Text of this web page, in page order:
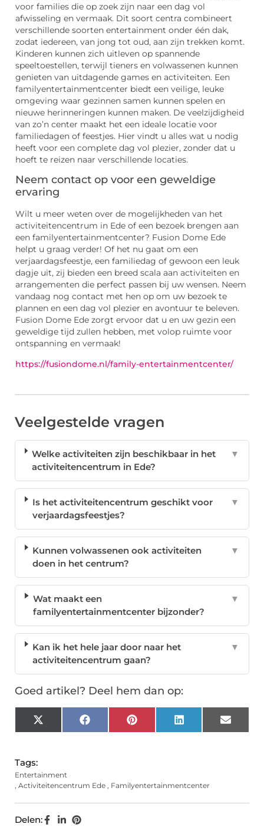
voor families die op zoek zijn naar een dag vol
afwisseling en vermaak. Dit soort centra combineert
verschillende soorten entertainment onder één dak,
zodat iedereen, van jong tot oud, aan zijn trekken komt.
Kinderen kunnen zich uitleven op spannende
speeltoestellen, terwijl tieners en volwassenen kunnen
genieten van uitdagende games en activiteiten. Een
familyentertainmentcenter biedt een veilige, leuke
omgeving waar gezinnen samen kunnen spelen en
nieuwe herinneringen kunnen maken. De veelzijdigheid
van zo’n center maakt het een ideale locatie voor
familiedagen of feestjes. Hier vindt u alles wat u nodig
heeft voor een complete dag vol plezier, zonder dat u
hoeft te reizen naar verschillende locaties.
Neem contact op voor een geweldige
ervaring
Wilt u meer weten over de mogelijkheden van het
activiteitencentrum in Ede of een bezoek brengen aan
een familyentertainmentcenter? Fusion Dome Ede
helpt u graag verder! Of het nu gaat om een
verjaardagsfeestje, een familiedag of gewoon een leuk
dagje uit, zij bieden een breed scala aan activiteiten en
arrangementen die perfect passen bij uw wensen. Neem
vandaag nog contact met hen op om uw bezoek te
plannen en een dag vol plezier en avontuur te beleven.
Fusion Dome Ede zorgt ervoor dat u en uw gezin een
geweldige tijd zullen hebben, met volop ruimte voor
ontspanning en vermaak!
https://fusiondome.nl/family-entertainmentcenter/
Veelgestelde vragen
Welke activiteiten zijn beschikbaar in het
activiteitencentrum in Ede?
▼
Is het activiteitencentrum geschikt voor
verjaardagsfeestjes?
▼
Kunnen volwassenen ook activiteiten
doen in het centrum?
▼
Wat maakt een
familyentertainmentcenter bijzonder?
▼
Kan ik het hele jaar door naar het
activiteitencentrum gaan?
▼
Goed artikel? Deel hem dan op:
X
(Twitter)
FacebookPinterest LinkedIn Email
Tags:
Entertainment
, Activiteitencentrum Ede , Familyentertainmentcenter
Delen: